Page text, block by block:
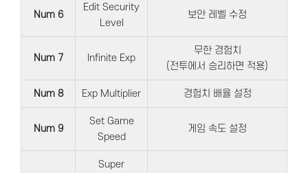
Num 6
Edit Security
Level
보안 레벨 수정
Num 7 Infinite Exp
무한 경험치
(전투에서 승리하면 적용)
Num 8 Exp Multiplier 경험치 배율 설정
Num 9
Set Game
Speed
게임 속도 설정
Super